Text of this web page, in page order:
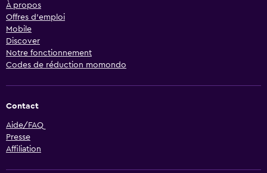
À propos
Offres d’emploi
Mobile
Discover
Notre fonctionnement
Codes de réduction momondo
Contact
Aide/FAQ
Presse
Affiliation